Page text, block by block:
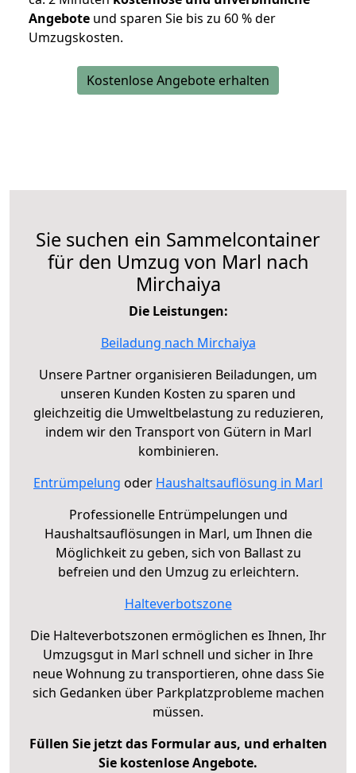
Angebote und sparen Sie bis zu 60 % der
Umzugskosten.
Kostenlose Angebote erhalten
Sie suchen ein Sammelcontainer
für den Umzug von Marl nach
Mirchaiya
Die Leistungen:
Beiladung nach Mirchaiya
Unsere Partner organisieren Beiladungen, um
unseren Kunden Kosten zu sparen und
gleichzeitig die Umweltbelastung zu reduzieren,
indem wir den Transport von Gütern in Marl
kombinieren.
Entrümpelung oder Haushaltsauflösung in Marl
Professionelle Entrümpelungen und
Haushaltsauflösungen in Marl, um Ihnen die
Möglichkeit zu geben, sich von Ballast zu
befreien und den Umzug zu erleichtern.
Halteverbotszone
Die Halteverbotszonen ermöglichen es Ihnen, Ihr
Umzugsgut in Marl schnell und sicher in Ihre
neue Wohnung zu transportieren, ohne dass Sie
sich Gedanken über Parkplatzprobleme machen
müssen.
Füllen Sie jetzt das Formular aus, und erhalten
Sie kostenlose Angebote.